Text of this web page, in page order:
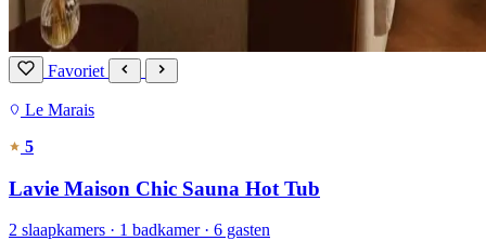
Favoriet
Le Marais
5
Lavie Maison Chic Sauna Hot Tub
2 slaapkamers · 1 badkamer · 6 gasten